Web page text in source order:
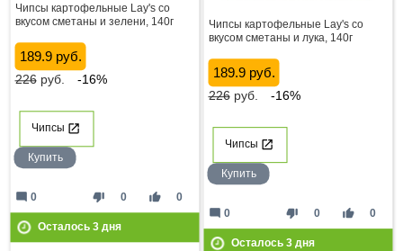
Чипсы картофельные Lay's со
вкусом сметаны и зелени, 140г
189.9 руб.
226руб. -16%
Чипсы
Купить
thumb_down 0 thumb_up 0
mode_comment 0
Осталось 3дня
Чипсы картофельные Lay's со
вкусом сметаны и лука, 140г
189.9 руб.
226руб. -16%
Чипсы
Купить
thumb_down 0 thumb_up 0
mode_comment 0
Осталось 3дня